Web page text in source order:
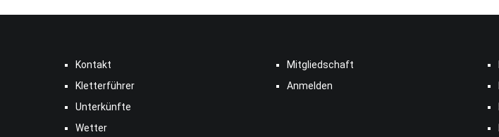
Kontakt
Kletterführer
Unterkünfte
Wetter
Mitgliedschaft
Anmelden